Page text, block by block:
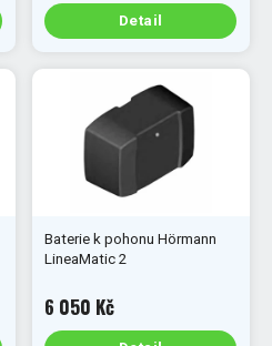
Detail
Baterie k pohonu Hörmann
LineaMatic 2
6 050 Kč